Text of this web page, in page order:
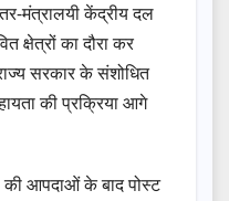
मंत्रालयी केंद्रीय दल
क्षेत्रों का दौरा कर
सरकार के संशोधित
की प्रक्रिया आगे
की आपदाओं के बाद पोस्ट